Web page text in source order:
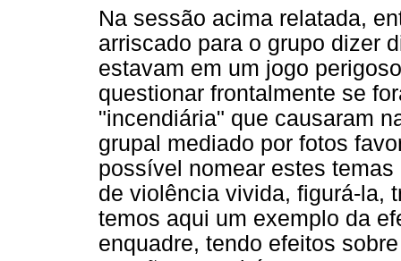
Na sessão acima relatada,
arriscado para o grupo dizer
estavam em um jogo
questionar frontalmente se
"incendiária" que causaram
grupal mediado por fotos
possível nomear estes
de violência vivida, figurá-la,
temos aqui um exemplo da
enquadre, tendo efeitos